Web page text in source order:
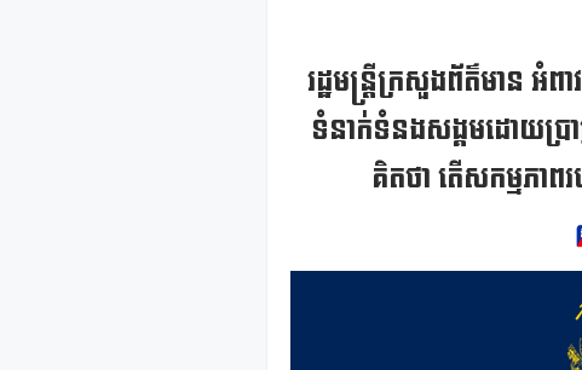
រដ្ឋមន្ត្រីក្រសួងព័ត៌មាន
ទំនាក់ទំនងសង្គមដោយប្រា
គិតថា តើសកម្មភា